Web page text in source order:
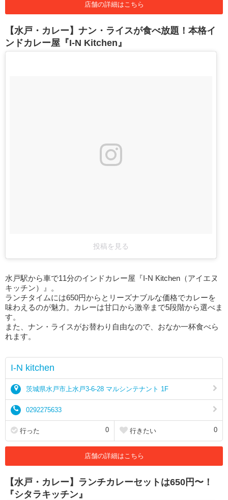
店舗の詳細はこちら
【水戸・カレー】ナン・ライスが食べ放題！本格イ
ンドカレー屋『I‐N Kitchen』
投稿を見る
水戸駅から車で11分のインドカレー屋『I‐N Kitchen（アイエヌ
キッチン）』。
ランチタイムには650円からとリーズナブルな価格でカレーを
味わえるのが魅力。カレーは甘口から激辛まで5段階から選べま
す。
また、ナン・ライスがお替わり自由なので、おなか一杯食べら
れます。
I-N kitchen
茨城県水戸市上水戸3-6-28 マルシンテナント 1F
0292275633
行った 0 行きたい 0
店舗の詳細はこちら
【水戸・カレー】ランチカレーセットは650円〜！
『シタラキッチン』